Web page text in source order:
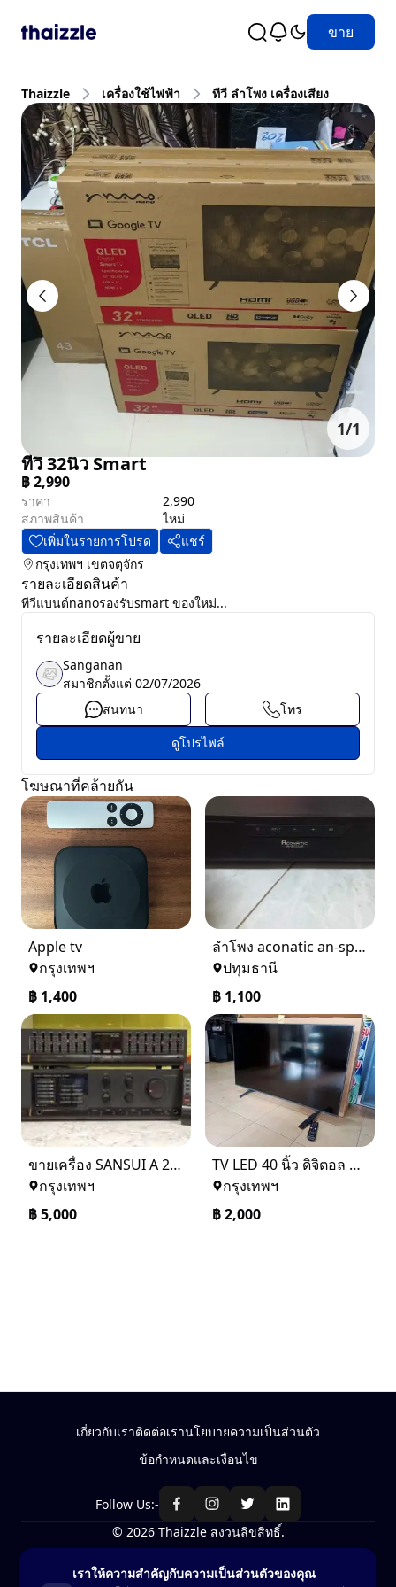
ขาย
Thaizzle เครื่องใช้ไฟฟ้า ทีวี ลำโพง เครื่องเสียง
1/1
ทีวี 32นิ้ว Smart
฿2,990
ราคา
2,990
สภาพสินค้า
ไหม่
เพิ่มในรายการโปรด
แชร์
กรุงเทพฯ เขตจตุจักร
รายละเอียดสินค้า
ทีวีแบนด์nanoรองรับsmart ของใหม่...
รายละเอียดผู้ขาย
Sanganan
สมาชิกตั้งแต่ 02/07/2026
สนทนา
โทร
ดูโปรไฟล์
โฆษณาที่คล้ายกัน
Apple tv
กรุงเทพฯ
฿ 1,400
ลําโพง aconatic an-sp6030 sp
ปทุมธานี
฿ 1,100
ขายเครื่อง SANSUI A 2000
กรุงเทพฯ
฿5,000
TV LED 40 นิ้ว ดิจิตอล ทีวี+สมาท ทีวี -ยี่ห้อ Samsung
กรุงเทพฯ
฿2,000
เกี่ยวกับเราติดต่อเรานโยบายความเป็นส่วนตัว
ข้อกำหนดและเงื่อนไข
Follow Us:-
© 2026 Thaizzle สงวนลิขสิทธิ์.
ซื้อ-ขาย สินค้าในประเทศไทย
เราให้ความสำคัญกับความเป็นส่วนตัวของคุณ